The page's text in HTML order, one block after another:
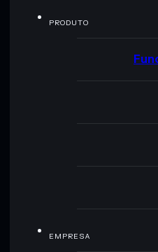
PRODUTO
EMPRESA